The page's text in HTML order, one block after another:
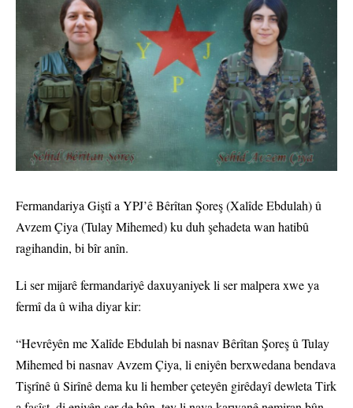
Fermandariya Giştî a YPJ’ê Bêrîtan Şoreş (Xalîde Ebdulah) û
Avzem Çiya (Tulay Mihemed) ku duh şehadeta wan hatibû
ragihandin, bi bîr anîn.
Li ser mijarê fermandariyê daxuyaniyek li ser malpera xwe ya
fermî da û wiha diyar kir:
“Hevrêyên me Xalîde Ebdulah bi nasnav Bêrîtan Şoreş û Tulay
Mihemed bi nasnav Avzem Çiya, li eniyên berxwedana bendava
Tişrînê û Sirînê dema ku li hember çeteyên girêdayî dewleta Tirk